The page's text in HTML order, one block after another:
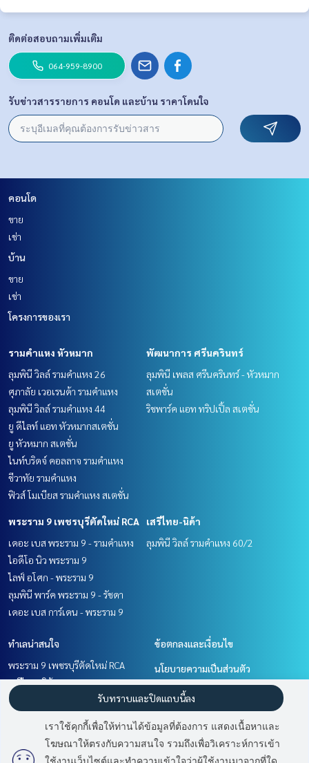
มี2คนกำลังดูประกาศนี้
ติดต่อสอบถามเพิ่มเติม
064-959-8900
รับข่าวสารรายการ คอนโด และบ้าน ราคาโดนใจ
คอนโด
ขาย
เช่า
บ้าน
ขาย
เช่า
โครงการของเรา
รามคำแหง หัวหมาก
ลุมพินี วิลล์ รามคำแหง 26
ศุภาลัย เวอเรนด้า รามคำแหง
ลุมพินี วิลล์ รามคำแหง 44
ยู ดีไลท์ แอท หัวหมากสเตชั่น
ยู หัวหมาก สเตชั่น
ไนท์บริดจ์ คอลลาจ รามคำแหง
ชีวาทัย รามคำแหง
ฟิวส์ โมเบียส รามคำแหง สเตชั่น
พัฒนาการ ศรีนครินทร์
ลุมพินี เพลส ศรีนครินทร์ - หัวหมาก
สเตชั่น
ริชพาร์ค แอท ทริปเปิ้ล สเตชั่น
พระราม 9 เพชรบุรีตัดใหม่ RCA
เดอะ เบส พระราม 9 - รามคำแหง
ไอดีโอ นิว พระราม 9
ไลฟ์ อโศก - พระราม 9
ลุมพินี พาร์ค พระราม 9 - รัชดา
เดอะ เบส การ์เดน - พระราม 9
เสรีไทย-นิด้า
ลุมพินี วิลล์ รามคำแหง 60/2
ทำเลน่าสนใจ
พระราม 9 เพชรบุรีตัดใหม่ RCA
เสรีไทย-นิด้า
พัฒนาการ ศรีนครินทร์
ข้อตกลงและเงื่อนไข
นโยบายความเป็นส่วนตัว
เกี่ยวกับเรา
วิธีการฝากขาย-เช่า
ติดต่อ
เราใช้คุกกี้เพื่อให้ท่านได้ข้อมูลที่ต้องการ แสดงเนื้อหาและ
โฆษณาให้ตรงกับความสนใจ รวมถึงเพื่อวิเคราะห์การเข้า
รับทราบและปิดแถบนี้ลง